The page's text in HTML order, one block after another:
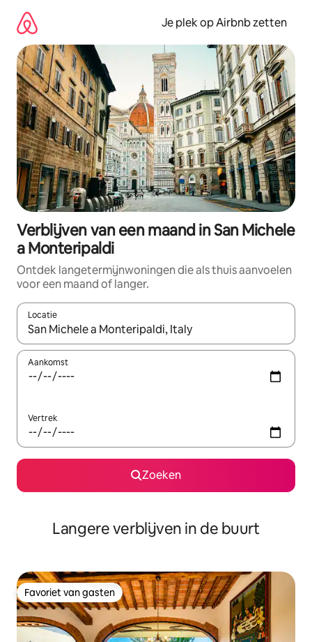
direct
naar
inhoud
Je plek op Airbnb zetten
Verblijven van een maand in San Michele
a Monteripaldi
Ontdek langetermijnwoningen die als thuis aanvoelen
voor een maand of langer.
Locatie
Wanneer er resultaten beschikbaar zijn, maak je een keuze
Aankomst
Vertrek
Zoeken
Langere verblijven in de buurt
Favoriet van gasten
Favoriet van gasten